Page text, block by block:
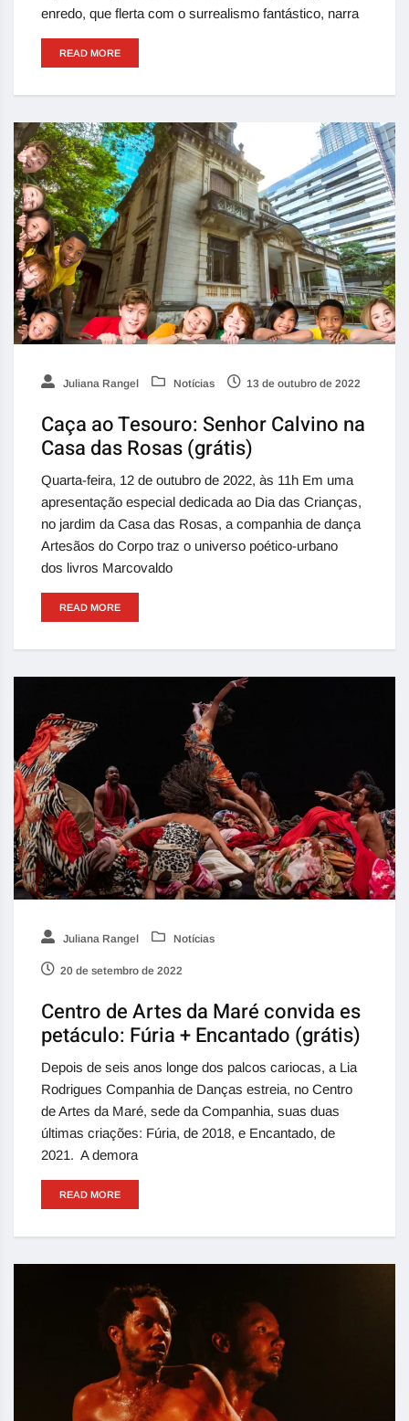
enredo, que flerta com o surrealismo fantástico, narra
READ MORE
Juliana Rangel Notícias 13 de outubro de 2022
Caça ao Tesouro: Senhor Calvino na
Casa das Rosas (grátis)
Quarta-feira, 12 de outubro de 2022, às 11h Em uma
apresentação especial dedicada ao Dia das Crianças,
no jardim da Casa das Rosas, a companhia de dança
Artesãos do Corpo traz o universo poético-urbano
dos livros Marcovaldo
READ MORE
Juliana Rangel Notícias
20 de setembro de 2022
Centro de Artes da Maré convida es
petáculo: Fúria + Encantado (grátis)
Depois de seis anos longe dos palcos cariocas, a Lia
Rodrigues Companhia de Danças estreia, no Centro
de Artes da Maré, sede da Companhia, suas duas
últimas criações: Fúria, de 2018, e Encantado, de
2021. A demora
READ MORE